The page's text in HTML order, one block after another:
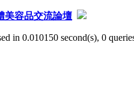
美容品交流論壇
in 0.010150 second(s), 0